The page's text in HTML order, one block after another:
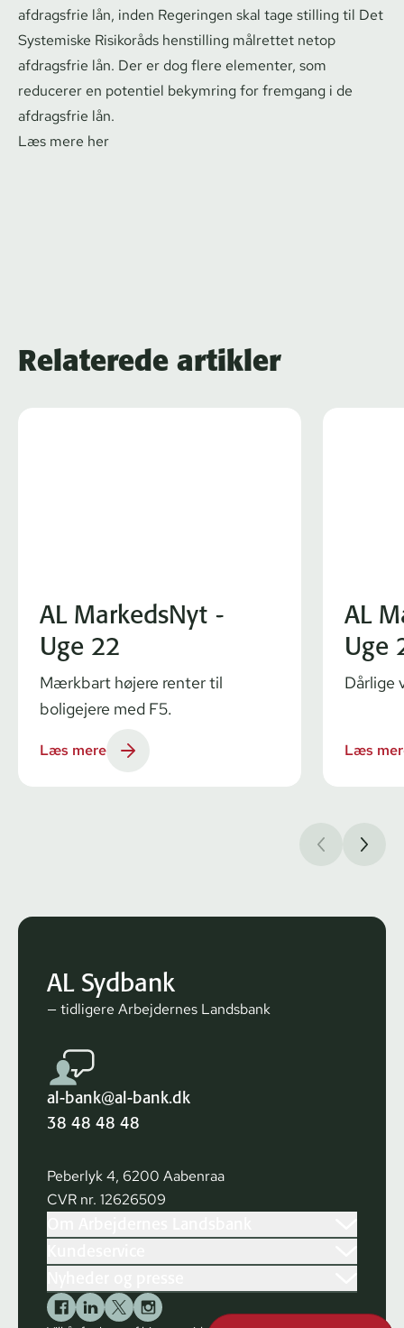
afdragsfrie lån, inden Regeringen skal tage stilling til Det
Systemiske Risikoråds henstilling målrettet netop
afdragsfrie lån. Der er dog flere elementer, som
reducerer en potentiel bekymring for fremgang i de
afdragsfrie lån.
Læs mere her
Relaterede artikler
AL MarkedsNyt -
Uge 22
Mærkbart højere renter til
boligejere med F5.
Læs mere
AL
Uge
Dårlige
Læs
AL Sydbank
— tidligere Arbejdernes Landsbank
al-bank@al-bank.dk
38 48 48 48
Peberlyk 4, 6200 Aabenraa
CVR nr. 12626509